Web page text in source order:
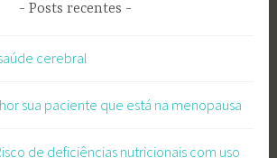
Posts recentes
cerebral
sua paciente que está na menopausa
de deficiências nutricionais com uso